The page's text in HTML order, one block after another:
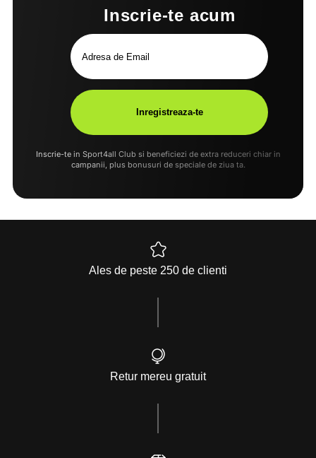
Inscrie-te acum
Inscrie-te in Sport4all Club si beneficiezi de extra reduceri chiar in
campanii, plus bonusuri de speciale de ziua ta.
Ales de peste 250 de clienti
Retur mereu gratuit